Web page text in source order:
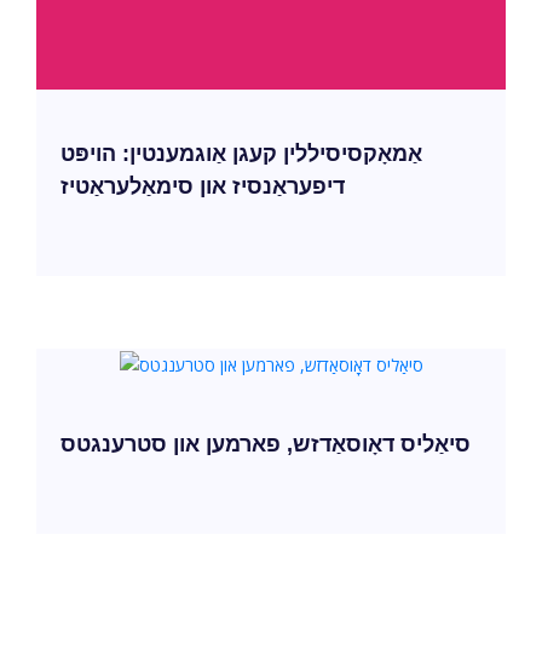
אַמאָקסיסיללין קעגן אַוגמענטין: הויפּט
דיפעראַנסיז און סימאַלעראַטיז
סיאַליס דאָוסאַדזש, פארמען און סטרענגטס